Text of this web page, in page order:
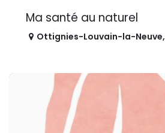
Ma santé au naturel
Ottignies-Louvain-la-Neuve,